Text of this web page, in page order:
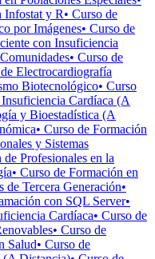
Infostat y R• Curso de
por Imágenes• Curso de
con Insuficiencia
• Curso de
Electrocardiografía
Biotecnológico• Curso
Cardíaca (A
y Bioestadística (A
• Curso de Formación
y Sistemas
Profesionales en la
• Curso de Formación en
de Tercera Generación•
con SQL Server•
Cardíaca• Curso de
• Curso de
Salud• Curso de